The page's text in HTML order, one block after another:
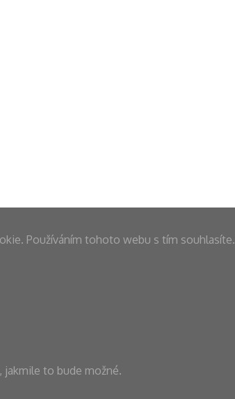
Používáním tohoto webu s tím souhlasíte.
jakmile to bude možné.